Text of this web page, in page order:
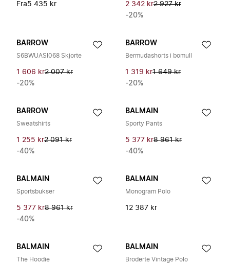
Fra5 435 kr 2 342 kr2 927 kr
-20%
BARROW
S6BWUASI068 Skjorte
1 606 kr2 007 kr
-20%
BARROW
Bermudashorts i bomull
1 319 kr1 649 kr
-20%
BARROW
Sweatshirts
1 255 kr2 091 kr
-40%
BALMAIN
Sporty Pants
5 377 kr8 961 kr
-40%
BALMAIN
Sportsbukser
5 377 kr8 961 kr
-40%
BALMAIN
Monogram Polo
12 387 kr
BALMAIN
The Hoodie
BALMAIN
Broderte Vintage Polo